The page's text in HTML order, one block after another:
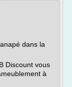
dans la
Discount vous
à